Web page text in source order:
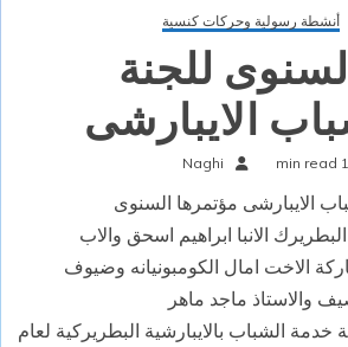
أنشطة رسولية وحركات كنسية
للجنة
الايبارشى
1 min read
Naghi
الايبارشى مؤتمرها السنوى
الانبا ابراهيم اسحق والاب
الاخت امال الكومبونيانه وضيوف
والاستاذ ماجد ماهر
خدمة الشباب بالايبارشية البطريركية لعام